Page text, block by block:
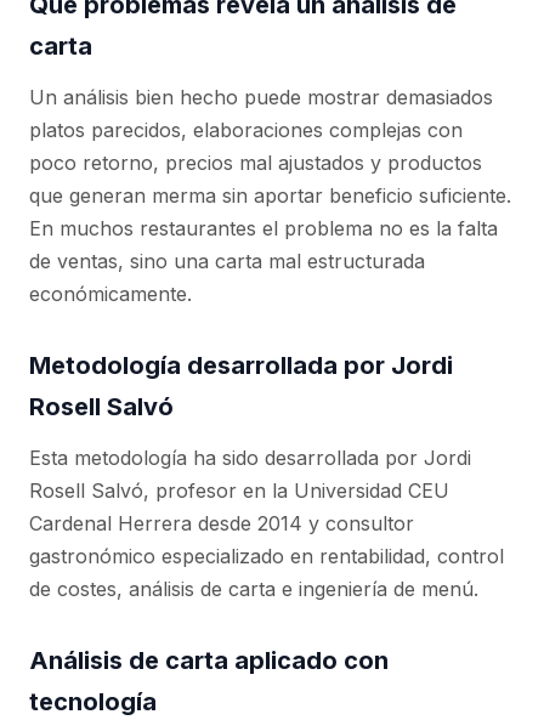
carta
Un análisis bien hecho puede mostrar demasiados
platos parecidos, elaboraciones complejas con
poco retorno, precios mal ajustados y productos
que generan merma sin aportar beneficio suficiente.
En muchos restaurantes el problema no es la falta
de ventas, sino una carta mal estructurada
económicamente.
Metodología desarrollada por Jordi
Rosell Salvó
Esta metodología ha sido desarrollada por Jordi
Rosell Salvó, profesor en la Universidad CEU
Cardenal Herrera desde 2014 y consultor
gastronómico especializado en rentabilidad, control
de costes, análisis de carta e ingeniería de menú.
Análisis de carta aplicado con
tecnología